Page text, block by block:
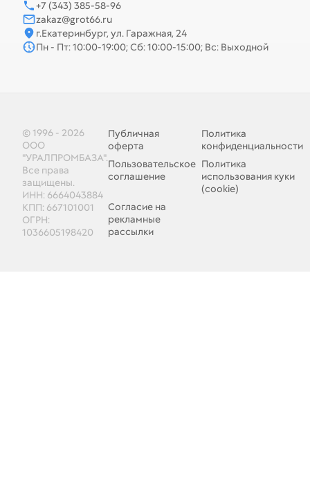
+7 (343) 385-58-96
zakaz@grot66.ru
г.Екатеринбург, ул. Гаражная, 24
Пн - Пт: 10:00-19:00; Сб: 10:00-15:00; Вс: Выходной
© 1996 - 2026
ООО
"УРАЛПРОМБАЗА".
Все права
защищены.
ИНН: 6664043884
КПП: 667101001
ОГРН:
1036605198420
Публичная
оферта
Политика
конфиденциальности
Пользовательское
соглашение
Политика
использования куки
(cookie)
Согласие на
рекламные
рассылки